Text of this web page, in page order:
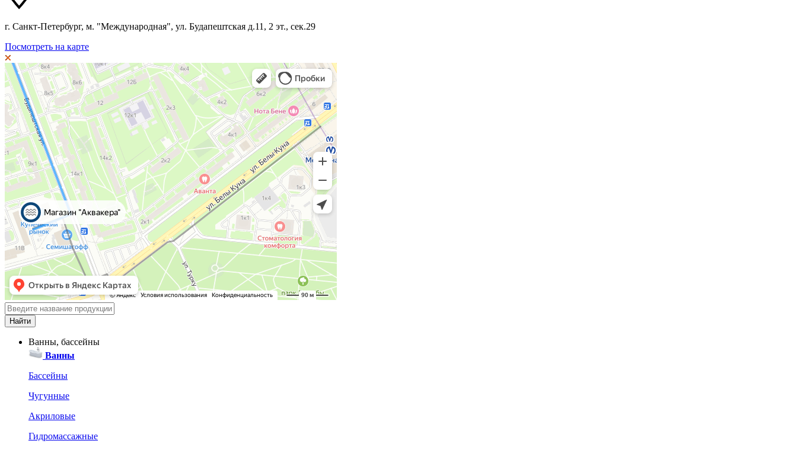
г. Санкт-Петербург, м. "Международная", ул. Будапештская д.11, 2 эт., сек.29
Посмотреть на карте
Ванны, бассейны
Ванны
Бассейны
Чугунные
Акриловые
Гидромассажные